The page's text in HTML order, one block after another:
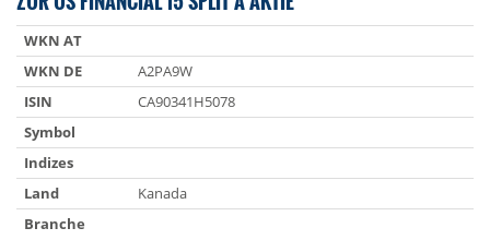
WKN AT
WKN DE
A2PA9W
ISIN
CA90341H5078
Symbol
Indizes
Land
Kanada
Branche